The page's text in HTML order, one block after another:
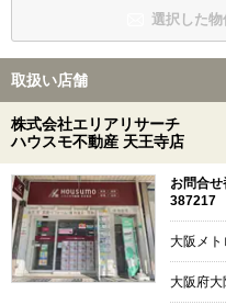
選択した
取扱い店舗
株式会社エリアリサーチ
ハウスモ不動産 天王寺店
お問合せ
387217
大阪メト
大阪府大